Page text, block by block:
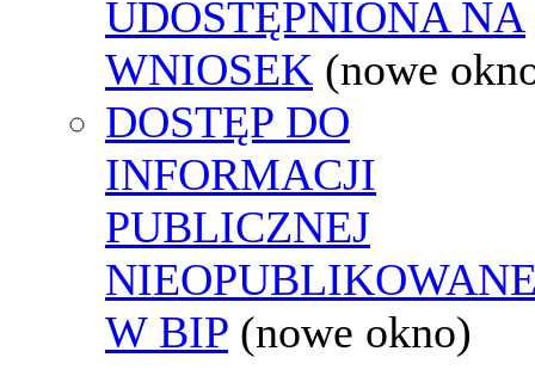
UDOSTĘPNIONA NA
WNIOSEK (nowe
DOSTĘP DO
INFORMACJI
PUBLICZNEJ
W BIP (nowe okno)